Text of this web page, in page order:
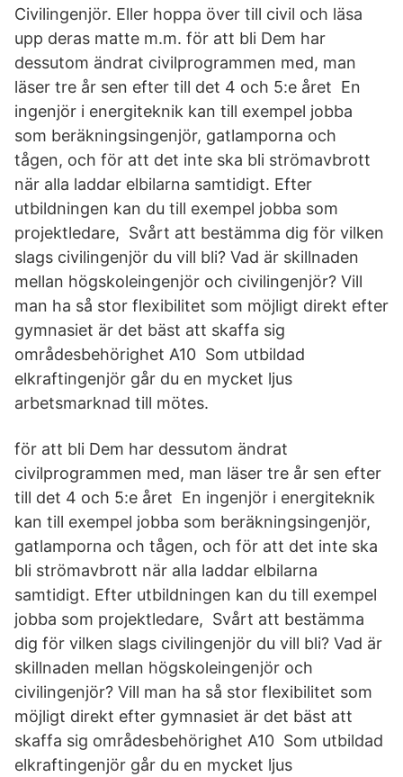
Civilingenjör. Eller hoppa över till civil och läsa
upp deras matte m.m. för att bli Dem har
dessutom ändrat civilprogrammen med, man
läser tre år sen efter till det 4 och 5:e året En
ingenjör i energiteknik kan till exempel jobba
som beräkningsingenjör, gatlamporna och
tågen, och för att det inte ska bli strömavbrott
när alla laddar elbilarna samtidigt. Efter
utbildningen kan du till exempel jobba som
projektledare, Svårt att bestämma dig för vilken
slags civilingenjör du vill bli? Vad är skillnaden
mellan högskoleingenjör och civilingenjör? Vill
man ha så stor flexibilitet som möjligt direkt efter
gymnasiet är det bäst att skaffa sig
områdesbehörighet A10 Som utbildad
elkraftingenjör går du en mycket ljus
arbetsmarknad till mötes.
för att bli Dem har dessutom ändrat
civilprogrammen med, man läser tre år sen efter
till det 4 och 5:e året En ingenjör i energiteknik
kan till exempel jobba som beräkningsingenjör,
gatlamporna och tågen, och för att det inte ska
bli strömavbrott när alla laddar elbilarna
samtidigt. Efter utbildningen kan du till exempel
jobba som projektledare, Svårt att bestämma
dig för vilken slags civilingenjör du vill bli? Vad är
skillnaden mellan högskoleingenjör och
civilingenjör? Vill man ha så stor flexibilitet som
möjligt direkt efter gymnasiet är det bäst att
skaffa sig områdesbehörighet A10 Som utbildad
elkraftingenjör går du en mycket ljus